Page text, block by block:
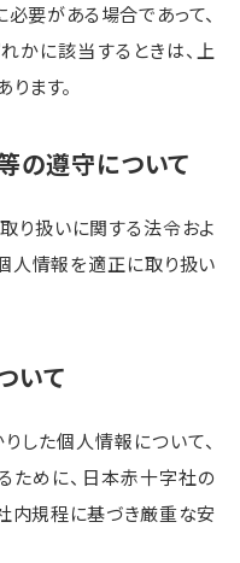
要がある場合であって、
かに該当するときは、上
ます。
の遵守について
り扱いに関する法令およ
人情報を適正に取り扱い
いて
した個人情報について、
ために、日本赤十字社の
内規程に基づき厳重な安